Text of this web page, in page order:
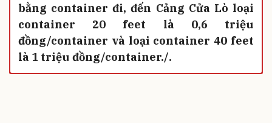
bằng container đi, đến Cảng Cửa Lò loại
container 20 feet là 0,6 triệu
đồng/container và loại container 40 feet
là 1 triệu đồng/container./.